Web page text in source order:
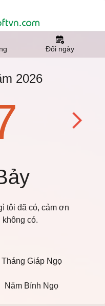
Đổi ngày
2026
tôi đã có, cảm ơn
có.
Tháng Giáp Ngọ
Năm Bính Ngọ